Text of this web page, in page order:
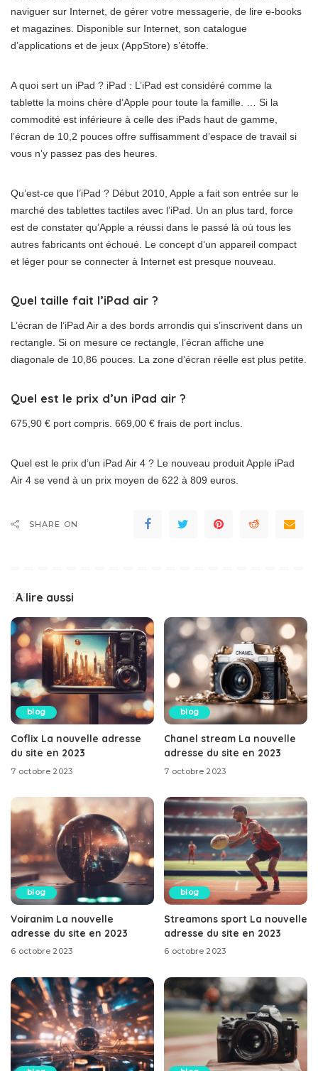
naviguer sur Internet, de gérer votre messagerie, de lire e-books
et magazines. Disponible sur Internet, son catalogue
d’applications et de jeux (AppStore) s’étoffe.
A quoi sert un iPad ? iPad : L’iPad est considéré comme la
tablette la moins chère d’Apple pour toute la famille. … Si la
commodité est inférieure à celle des iPads haut de gamme,
l’écran de 10,2 pouces offre suffisamment d’espace de travail si
vous n’y passez pas des heures.
Qu’est-ce que l’iPad ? Début 2010, Apple a fait son entrée sur le
marché des tablettes tactiles avec l’iPad. Un an plus tard, force
est de constater qu’Apple a réussi dans le passé là où tous les
autres fabricants ont échoué. Le concept d’un appareil compact
et léger pour se connecter à Internet est presque nouveau.
Quel taille fait l’iPad air ?
L’écran de l’iPad Air a des bords arrondis qui s’inscrivent dans un
rectangle. Si on mesure ce rectangle, l’écran affiche une
diagonale de 10,86 pouces. La zone d’écran réelle est plus petite.
Quel est le prix d’un iPad air ?
675,90 € port compris. 669,00 € frais de port inclus.
Quel est le prix d’un iPad Air 4 ? Le nouveau produit Apple iPad
Air 4 se vend à un prix moyen de 622 à 809 euros.
SHARE ON
A lire aussi
blog
Coflix La nouvelle adresse
du site en 2023
7 octobre 2023
blog
Chanel stream La nouvelle
adresse du site en 2023
7 octobre 2023
blog
Voiranim La nouvelle
adresse du site en 2023
6 octobre 2023
blog
Streamons sport La nouvelle
adresse du site en 2023
6 octobre 2023